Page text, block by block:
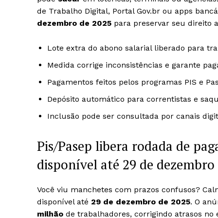
de Trabalho Digital, Portal Gov.br ou apps
dezembro de 2025 para preservar seu direito
Lote extra do abono salarial liberado para
Medida corrige inconsistências e garante
Pagamentos feitos pelos programas PIS e
Depósito automático para correntistas e
Inclusão pode ser consultada por canais
Pis/Pasep libera rodada de
disponível até 29 de dezembro
Você viu manchetes com prazos confusos?
disponível até 29 de dezembro de 2025. O
milhão de trabalhadores, corrigindo atrasos no